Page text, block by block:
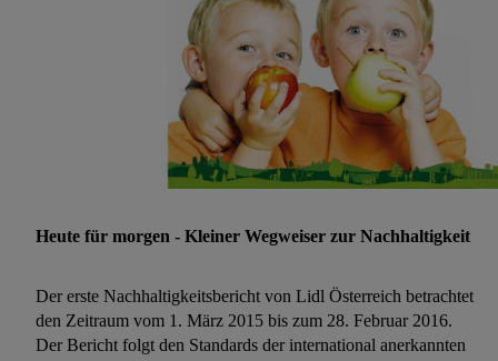
Heute für morgen - Kleiner Wegweiser zur Nachhaltigkeit
Der erste Nachhaltigkeitsbericht von Lidl Österreich betrachtet
den Zeitraum vom 1. März 2015 bis zum 28. Februar 2016.
Der Bericht folgt den Standards der international anerkannten